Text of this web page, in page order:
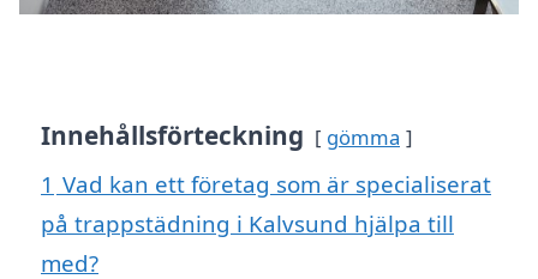
Innehållsförteckning gömma
1 Vad kan ett företag som är specialiserat
på trappstädning i Kalvsund hjälpa till
med?